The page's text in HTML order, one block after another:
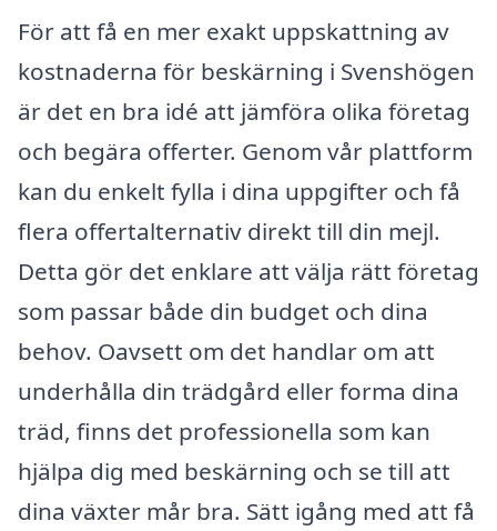
För att få en mer exakt uppskattning av
kostnaderna för beskärning i Svenshögen
är det en bra idé att jämföra olika företag
och begära offerter. Genom vår plattform
kan du enkelt fylla i dina uppgifter och få
flera offertalternativ direkt till din mejl.
Detta gör det enklare att välja rätt företag
som passar både din budget och dina
behov. Oavsett om det handlar om att
underhålla din trädgård eller forma dina
träd, finns det professionella som kan
hjälpa dig med beskärning och se till att
dina växter mår bra. Sätt igång med att få